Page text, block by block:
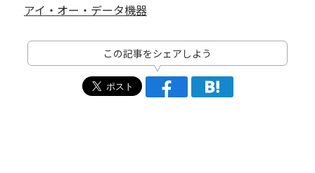
アイ・オー・データ機器
この記事をシェアしよう